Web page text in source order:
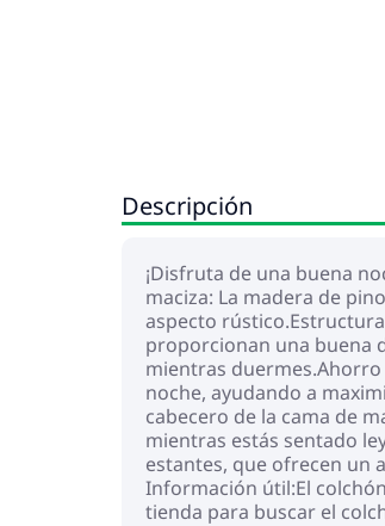
Descripción
¡Disfruta de una buena
maciza: La madera de
aspecto
proporcionan una buena
mientras duermes.Ahorro
noche, ayudando a
cabecero de la cama de
mientras estás sentado
estantes, que ofrecen un
Información útil:El
tienda para buscar el